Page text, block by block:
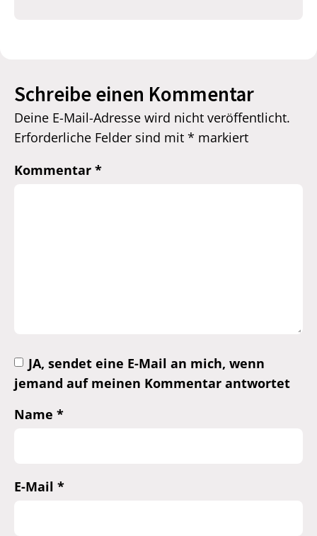
Schreibe einen Kommentar
Deine E-Mail-Adresse wird nicht veröffentlicht.
Erforderliche Felder sind mit * markiert
Kommentar *
JA, sendet eine E-Mail an mich, wenn
jemand auf meinen Kommentar antwortet
Name *
E-Mail *